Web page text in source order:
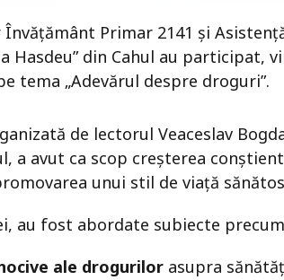
Primar 2141 și
Hasdeu” din Cahul au participat,
tema „Adevărul despre droguri”.
de lectorul Veaceslav
a avut ca scop creșterea
unui stil de viață
au fost abordate subiecte
ale drogurilor asupra